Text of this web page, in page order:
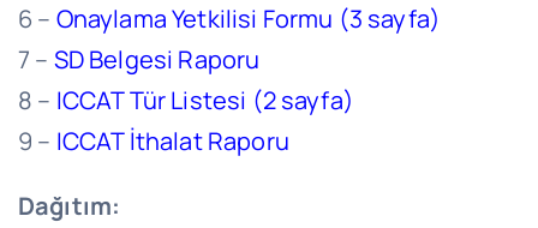
6 – Onaylama Yetkilisi Formu (3 sayfa)
7 – SD Belgesi Raporu
8 – ICCAT Tür Listesi (2 sayfa)
9 – ICCAT İthalat Raporu
Dağıtım: